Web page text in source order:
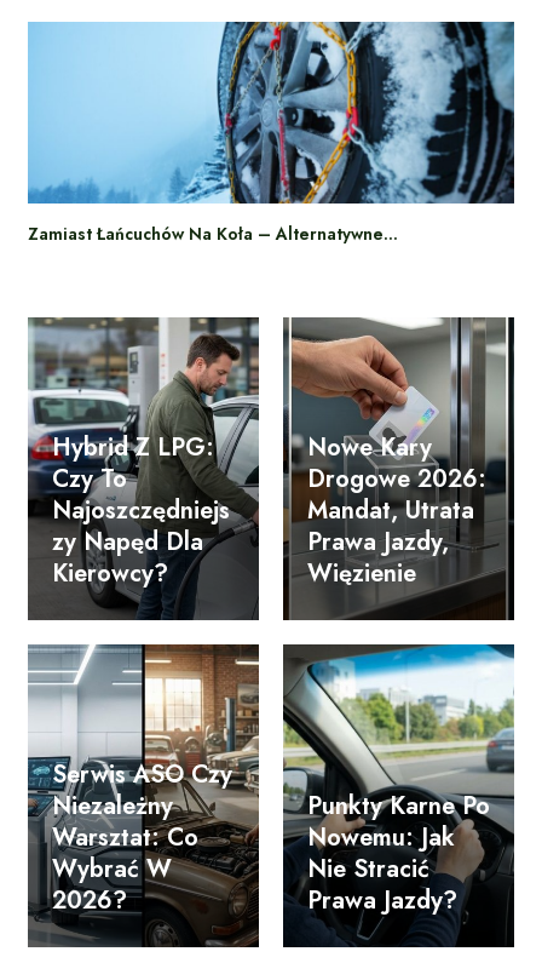
Zamiast Łańcuchów Na Koła – Alternatywne…
Hybrid Z LPG:
Czy To
Najoszczędniejs
Zy Napęd Dla
Kierowcy?
Nowe Kary
Drogowe 2026:
Mandat, Utrata
Prawa Jazdy,
Więzienie
Serwis ASO Czy
Niezależny
Warsztat: Co
Wybrać W
2026?
Punkty Karne Po
Nowemu: Jak
Nie Stracić
Prawa Jazdy?